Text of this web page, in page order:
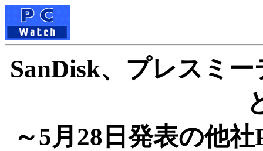
SanDisk、プレスミ
～5月28日発表の他